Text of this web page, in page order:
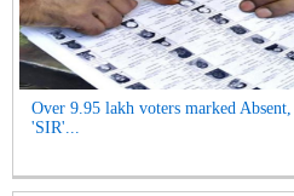
Over 9.95 lakh voters marked
'SIR'...